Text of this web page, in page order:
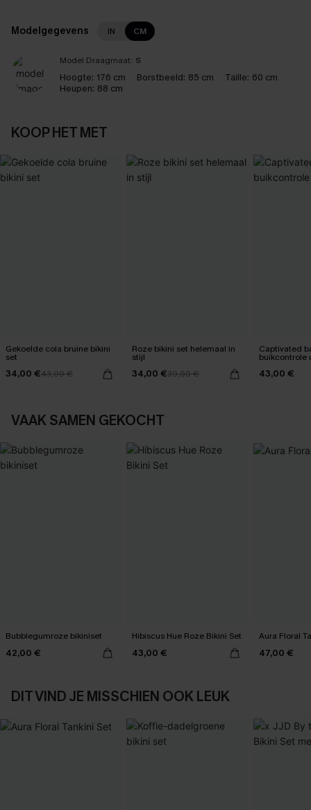
Modelgegevens IN CM
Model Draagmaat: S
Hoogte: 176 cm Borstbeeld: 85 cm Taille: 60 cm
Heupen: 88 cm
KOOP HET MET
Gekoelde cola bruine bikini
set
34,00 €43,00 €
Roze bikini set helemaal in
stijl
34,00 €39,00 €
Captivated
buikcontrole
43,00 €
VAAK SAMEN GEKOCHT
Bubblegumroze bikiniset
42,00 €
Hibiscus Hue Roze Bikini Set
43,00 €
Aura Floral
47,00 €
DIT VIND JE MISSCHIEN OOK LEUK